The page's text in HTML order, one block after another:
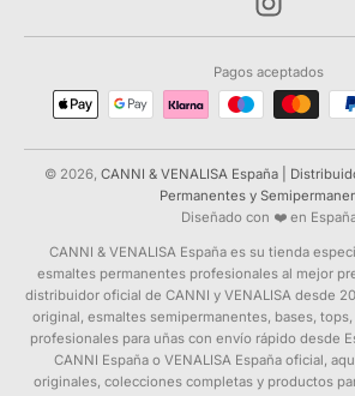
Pagos aceptados
© 2026, CANNI & VENALISA España |
Permanentes y
Diseñado con ❤️ en
CANNI & VENALISA España es su tienda
esmaltes permanentes profesionales al mejor
distribuidor oficial de CANNI y VENALISA desde
original, esmaltes semipermanentes, bases,
profesionales para uñas con envío rápido desde
CANNI España o VENALISA España oficial,
originales, colecciones completas y productos